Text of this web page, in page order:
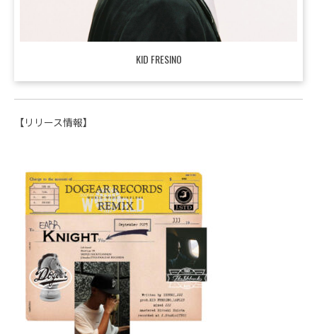
KID FRESINO
【リリース情報】